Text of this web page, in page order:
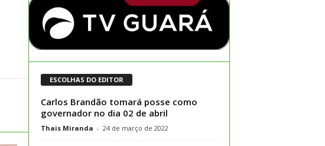
ESCOLHAS DO EDITOR
Carlos Brandão tomará posse como
governador no dia 02 de abril
Thais Miranda - 24 de março de 2022